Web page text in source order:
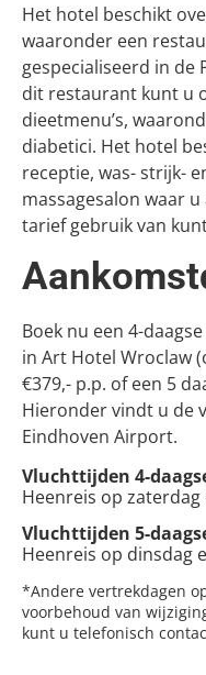
Het hotel beschikt
waaronder een
gespecialiseerd in de
dit restaurant kunt u
dieetmenu’s,
diabetici. Het hotel
receptie, was- strijk-
massagesalon waar
tarief gebruik van
Boek nu een 4-
in Art Hotel Wroclaw
€379,- p.p. of een 5
Hieronder vindt u de
Eindhoven Airport.
Vluchttijden 4-
Heenreis op
Vluchttijden 5-
Heenreis op dinsdag
*Andere vertrekdagen
voorbehoud van
kunt u telefonisch